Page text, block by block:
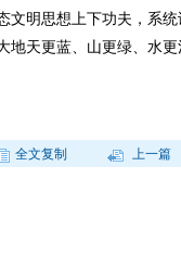
文明思想上下功夫，系
地天更蓝、山更绿、水
全文复制 上一篇